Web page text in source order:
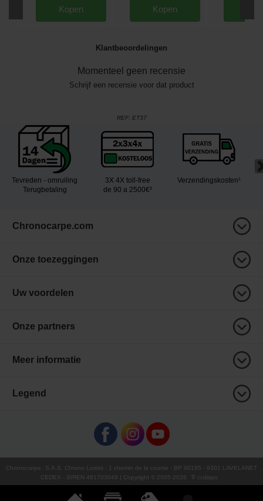
Kopen Kopen
Klantbeoordelingen
Momenteel geen recensie
Schrijf een recensie voor dat product
REF: ET37
Tevreden - omruiling
Terugbetaling
3X 4X toll-free
de 90 a 2500€²
Verzendingskosten¹
Chronocarpe.com
Onze toezeggingen
Uw voordelen
Onze partners
Meer informatie
Legend
Chronocarpe : S.A.S. Chrono Loisirs - 1 chemin de la coume - BP 90185 - 9301 LAVELANET
CEDEX - SIREN 481703049 | Copyright © 2005-2026 ∇ ccdispo